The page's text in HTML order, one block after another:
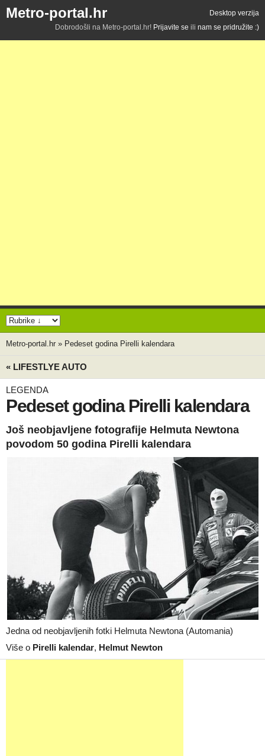
Metro-portal.hr
Desktop verzija
Dobrodošli na Metro-portal.hr! Prijavite se ili nam se pridružite :)
Metro-portal.hr » Pedeset godina Pirelli kalendara
« LIFESTLYE AUTO
LEGENDA
Pedeset godina Pirelli kalendara
Još neobjavljene fotografije Helmuta Newtona
povodom 50 godina Pirelli kalendara
Jedna od neobjavljenih fotki Helmuta Newtona (Automania)
Više o Pirelli kalendar, Helmut Newton